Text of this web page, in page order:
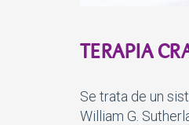
TERAPIA
Se trata de un
William G.